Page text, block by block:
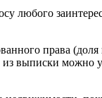
любого
права
выписки